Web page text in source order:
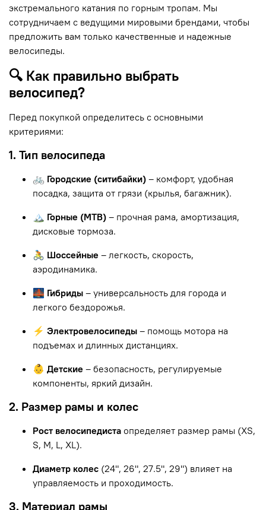
экстремального катания по горным тропам. Мы
сотрудничаем с ведущими мировыми брендами, чтобы
предложить вам только качественные и надежные
велосипеды.
🔍 Как правильно выбрать
велосипед?
Перед покупкой определитесь с основными
критериями:
1. Тип велосипеда
🚲 Городские (ситибайки) – комфорт, удобная
посадка, защита от грязи (крылья, багажник).
🏔 Горные (MTB) – прочная рама, амортизация,
дисковые тормоза.
🚴 Шоссейные – легкость, скорость,
аэродинамика.
🌉 Гибриды – универсальность для города и
легкого бездорожья.
⚡ Электровелосипеды – помощь мотора на
подъемах и длинных дистанциях.
👶 Детские – безопасность, регулируемые
компоненты, яркий дизайн.
2. Размер рамы и колес
Рост велосипедиста определяет размер рамы (XS,
S, M, L, XL).
Диаметр колес (24", 26", 27.5", 29") влияет на
управляемость и проходимость.
3. Материал рамы